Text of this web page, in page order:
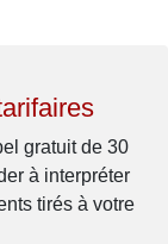
gratuit de 30
à interpréter
tirés à votre